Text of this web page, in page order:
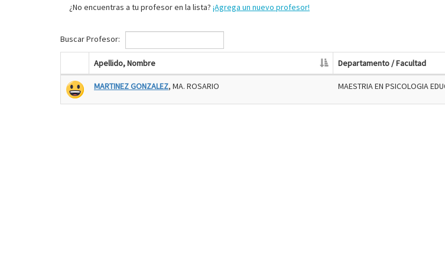
¿No encuentras a tu profesor en la lista? ¡Agrega un nuevo profesor!
Buscar Profesor:
Apellido, Nombre Departamento / Facultad
MARTINEZ GONZALEZ, MA. ROSARIO MAESTRIA EN PSICOLOGIA